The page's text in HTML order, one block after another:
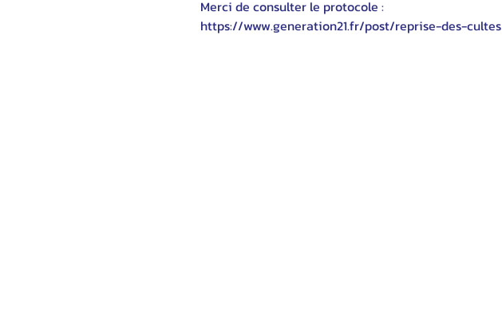
Merci de consulter le protocole :
https://www.generation21.fr/post/reprise-des-cultes